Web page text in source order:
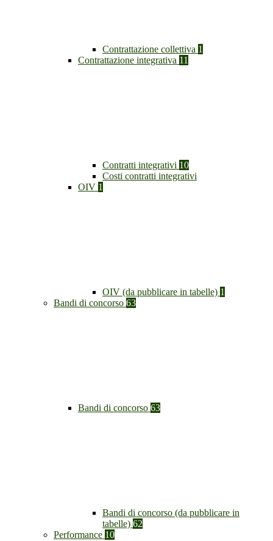
Contrattazione collettiva 1
Contrattazione integrativa 11
Contratti integrativi 10
Costi contratti integrativi
OIV 1
OIV (da pubblicare in tabelle) 1
Bandi di concorso 63
Bandi di concorso 63
Bandi di concorso (da pubblicare in
tabelle) 62
Performance 10